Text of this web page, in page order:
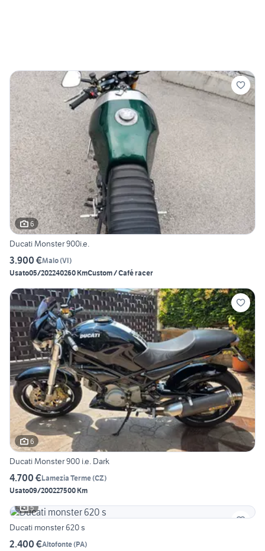
6
Ducati Monster 900i.e.
3.900 €Malo(VI)
Usato05/202240260 KmCustom / Café racer
6
Ducati Monster 900 i.e. Dark
4.700 €Lamezia Terme(CZ)
Usato09/200227500 Km
5
Ducati monster 620 s
2.400 €Altofonte(PA)